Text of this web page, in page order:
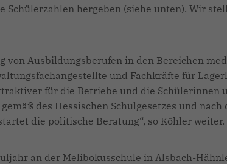
Schülerzahlen hergeben (siehe unten). Wir
von Ausbildungsberufen in den Bereichen
und Fachkräfte für
für die Betriebe und die Schülerinnen
des Hessischen Schulgesetzes und nach
die politische Beratung“, so Köhler weiter.
an der Melibokusschule in Alsbach-